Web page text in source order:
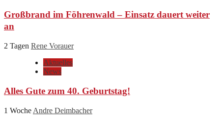
Großbrand im Föhrenwald – Einsatz dauert weiter
an
2 Tagen Rene Vorauer
Aktuelles
News
Alles Gute zum 40. Geburtstag!
1 Woche Andre Deimbacher